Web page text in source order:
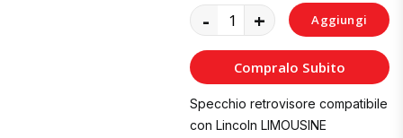
- + Aggiungi
al
Carrello
Compralo Subito
Specchio retrovisore compatibile
con Lincoln LIMOUSINE